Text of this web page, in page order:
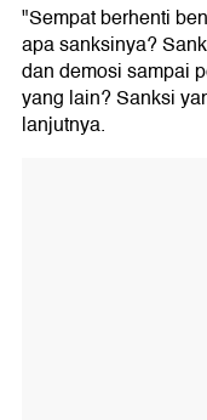
"Sempat berhenti
apa sanksinya?
dan demosi sampai
yang lain? Sanksi
lanjutnya.